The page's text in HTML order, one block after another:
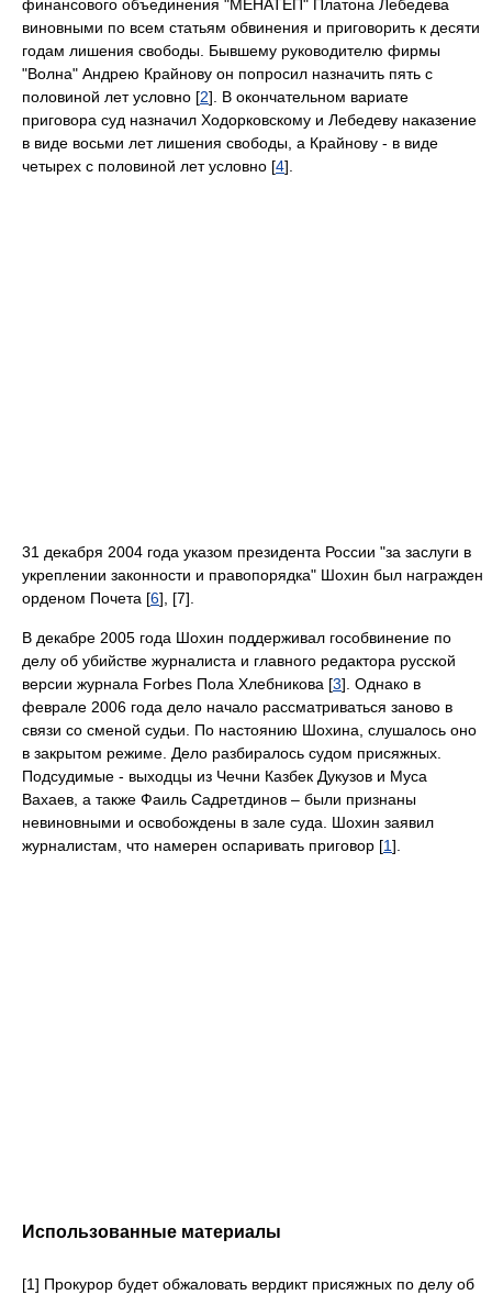
финансового объединения "МЕНАТЕП" Платона Лебедева
виновными по всем статьям обвинения и приговорить к десяти
годам лишения свободы. Бывшему руководителю фирмы
"Волна" Андрею Крайнову он попросил назначить пять с
половиной лет условно [2]. В окончательном вариате
приговора суд назначил Ходорковскому и Лебедеву наказение
в виде восьми лет лишения свободы, а Крайнову - в виде
четырех с половиной лет условно [4].
31 декабря 2004 года указом президента России "за заслуги в
укреплении законности и правопорядка" Шохин был награжден
орденом Почета [6], [7].
В декабре 2005 года Шохин поддерживал гособвинение по
делу об убийстве журналиста и главного редактора русской
версии журнала Forbes Пола Хлебникова [3]. Однако в
феврале 2006 года дело начало рассматриваться заново в
связи со сменой судьи. По настоянию Шохина, слушалось оно
в закрытом режиме. Дело разбиралось судом присяжных.
Подсудимые - выходцы из Чечни Казбек Дукузов и Муса
Вахаев, а также Фаиль Садретдинов – были признаны
невиновными и освобождены в зале суда. Шохин заявил
журналистам, что намерен оспаривать приговор [1].
Использованные материалы
[1] Прокурор будет обжаловать вердикт присяжных по делу об